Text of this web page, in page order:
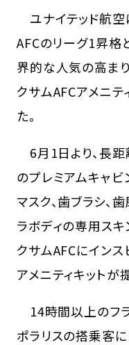
ユナイテッド航空
AFCのリーグ1昇格
界的な人気の高ま
クサムAFCアメニテ
た。
6月1日より、長
のプレミアムキャ
マスク、歯ブラシ
ラボディの専用ス
クサムAFCにイン
アメニティキットが
14時間以上のフラ
ポラリスの搭乗客